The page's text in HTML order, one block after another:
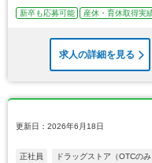
新卒も応募可能 産休・育休取得実
求人の詳細を見る
更新日：2026年6月18日
正社員 ドラッグストア（OTCのみ